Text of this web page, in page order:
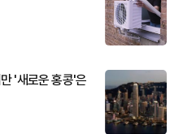
'새로운 홍콩'은